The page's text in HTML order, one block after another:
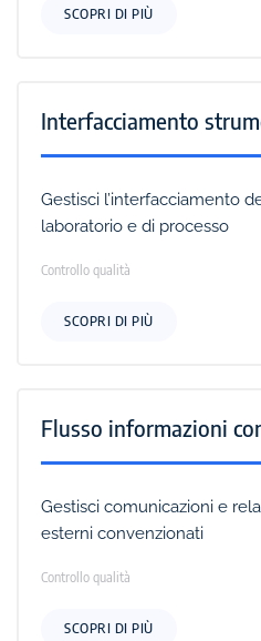
SCOPRI DI PIÙ
Interfacciamento
Gestisci l’interfacciamento
laboratorio e di processo
Controllo qualità
SCOPRI DI PIÙ
Flusso informazioni
Gestisci comunicazioni e
esterni convenzionati
Controllo qualità
SCOPRI DI PIÙ